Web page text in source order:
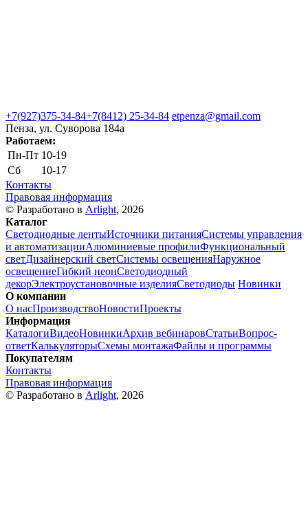
+7(927)375-34-84+7(8412) 25-34-84 etpenza@gmail.com
Пенза, ул. Cуворова 184а
Работаем:
Пн-Пт 10-19
Сб
10-17
Контакты
Правовая информация
© Разработано в Arlight, 2026
Каталог
Светодиодные лентыИсточники питанияСистемы управления
и автоматизацииАлюминиевые профилиФункциональный
светДизайнерский светСистемы освещенияНаружное
освещениеГибкий неонСветодиодный
декорЭлектроустановочные изделияСветодиоды Новинки
О компании
О насПроизводствоНовостиПроекты
Информация
КаталогиВидеоНовинкиАрхив вебинаровСтатьиВопрос-
ответКалькуляторыСхемы монтажаФайлы и программы
Покупателям
Контакты
Правовая информация
© Разработано в Arlight, 2026